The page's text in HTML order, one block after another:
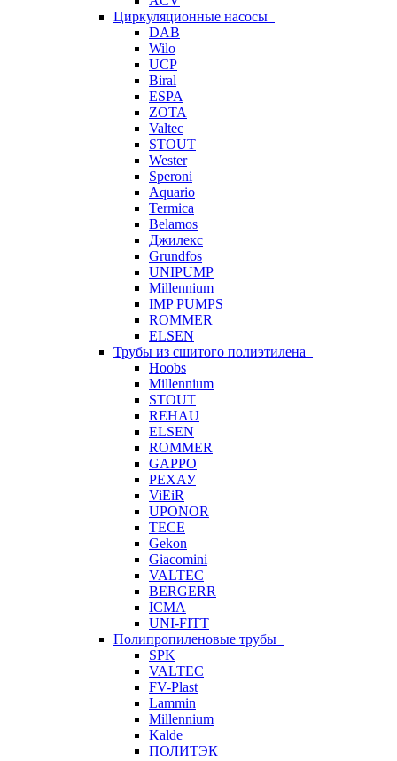
Циркуляционные насосы
DAB
Wilo
UCP
Biral
ESPA
ZOTA
Valtec
STOUT
Wester
Speroni
Aquario
Termica
Belamos
Джилекс
Grundfos
UNIPUMP
Millennium
IMP PUMPS
ROMMER
ELSEN
Трубы из сшитого полиэтилена
Hoobs
Millennium
STOUT
REHAU
ELSEN
ROMMER
GAPPO
РЕХАУ
ViEiR
UPONOR
TECE
Gekon
Giacomini
VALTEC
BERGERR
ICMA
UNI-FITT
Полипропиленовые трубы
SPK
VALTEC
FV-Plast
Lammin
Millennium
Kalde
ПОЛИТЭК